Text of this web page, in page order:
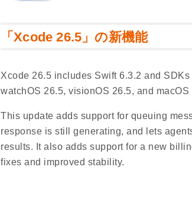
「Xcode 26.5」の新機能
Xcode 26.5 includes Swift 6.3.2 and
watchOS 26.5, visionOS 26.5, and macOS
This update adds support for queuing
response is still generating, and lets
results. It also adds support for a new
fixes and improved stability.